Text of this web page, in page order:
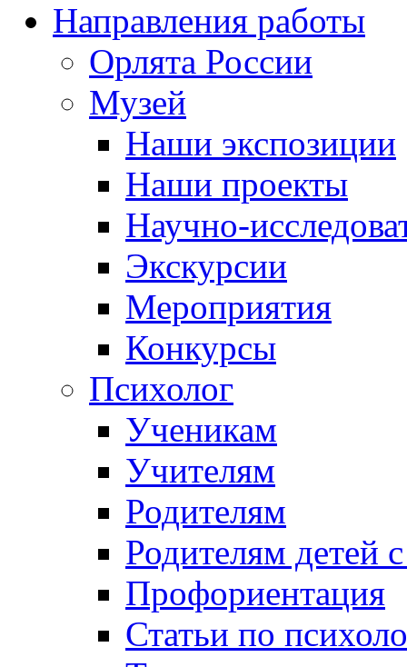
Направления работы
Орлята России
Музей
Наши экспозиции
Наши проекты
Научно-
Экскурсии
Мероприятия
Конкурсы
Психолог
Ученикам
Учителям
Родителям
Родителям детей
Профориентация
Статьи по